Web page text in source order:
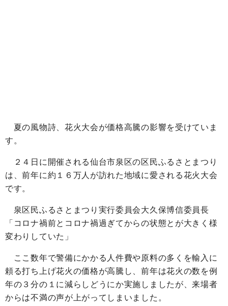
夏の風物詩、花火大会が価格高騰の影響を受けていま
す。
２４日に開催される仙台市泉区の区民ふるさとまつり
は、前年に約１６万人が訪れた地域に愛される花火大会
です。
泉区民ふるさとまつり実行委員会大久保博信委員長
「コロナ禍前とコロナ禍過ぎてからの状態とが大きく様
変わりしていた」
ここ数年で警備にかかる人件費や原料の多くを輸入に
頼る打ち上げ花火の価格が高騰し、前年は花火の数を例
年の３分の１に減らしどうにか実施しましたが、来場者
からは不満の声が上がってしまいました。